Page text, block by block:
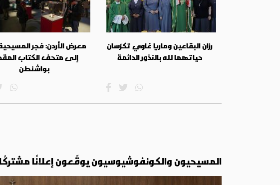
رزان البقاعين وماريا غاوي تكرّسان
حياتهما لله بالنذور الدائمة
معرض الأردن: فجر
إلى متحف الكتاب
بواشنطن
المسيحيون والكونفوشيوسيون يوقّعون إعلانًا